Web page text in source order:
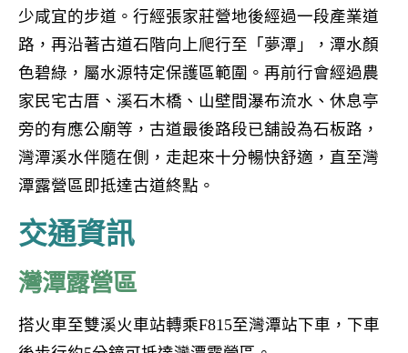
少咸宜的步道。行經張家莊營地後經過一段產業道
路，再沿著古道石階向上爬行至「夢潭」，潭水顏
色碧綠，屬水源特定保護區範圍。再前行會經過農
家民宅古厝、溪石木橋、山壁間瀑布流水、休息亭
旁的有應公廟等，古道最後路段已舖設為石板路，
灣潭溪水伴隨在側，走起來十分暢快舒適，直至灣
潭露營區即抵達古道終點。
交通資訊
灣潭露營區
搭火車至雙溪火車站轉乘F815至灣潭站下車，下車